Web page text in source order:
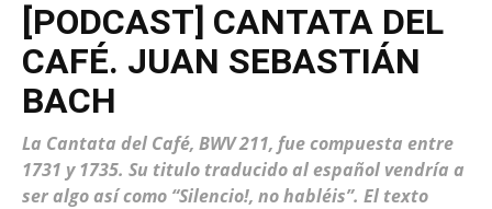
[PODCAST] CANTATA DEL
CAFÉ. JUAN SEBASTIÁN
BACH
La Cantata del Café, BWV 211, fue compuesta entre
1731 y 1735. Su titulo traducido al español vendría a
ser algo así como “Silencio!, no habléis”. El texto